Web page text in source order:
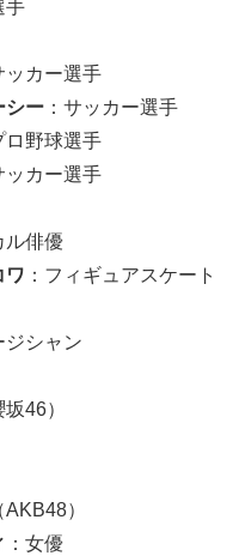
手
ッカー選手
シー ：サッカー選手
ロ野球選手
ッカー選手
ル俳優
ワ ：フィギュアスケート
ジシャン
46）
）
：女優